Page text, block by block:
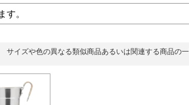
。
サイズや色の異なる類似商品あるいは関連する商品の